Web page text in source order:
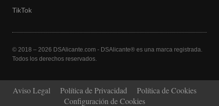
TikTok
© 2018 – 2026 DSAlicante.com - DSAlicante® es una marca registrada.
Todos los derechos reservados.
Aviso Legal Política de Privacidad
Política de Cookies
Configuración de Cookies